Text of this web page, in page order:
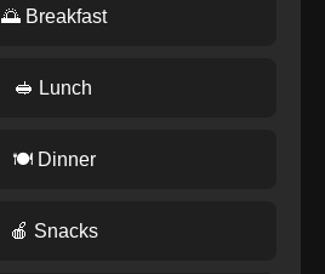
🌅 Breakfast
🥪 Lunch
🍽️ Dinner
🍎 Snacks